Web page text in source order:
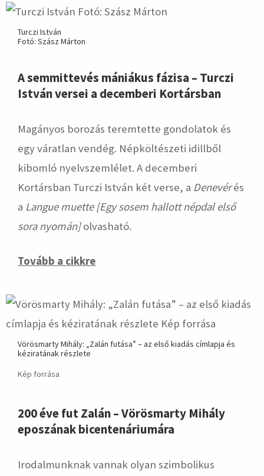
Turczi István
Fotó: Szász Márton
A semmittevés mániákus fázisa – Turczi
István versei a decemberi Kortársban
Magányos borozás teremtette gondolatok és
egy váratlan vendég. Népköltészeti idillből
kibomló nyelvszemlélet. A decemberi
Kortársban Turczi István két verse, a Denevérés
a Langue muette [Egy sosem hallott népdal első
sora nyomán]olvasható.
Tovább a cikkre
Vörösmarty Mihály: „Zalán futása” – az első kiadás címlapja és
kéziratának részlete
Kép forrása
200 éve fut Zalán – Vörösmarty Mihály
eposzának bicentenáriumára
Irodalmunknak vannak olyan szimbolikus